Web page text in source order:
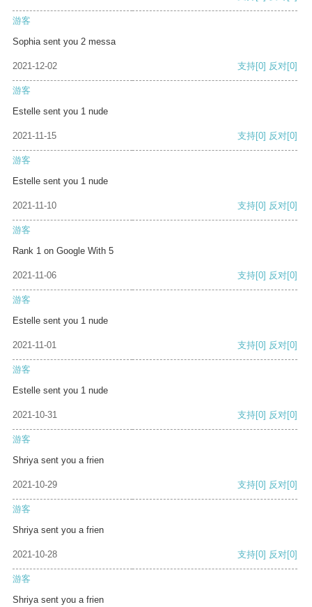
游客
Sophia sent you 2 messa
2021-12-02 支持[0] 反对[0]
游客
Estelle sent you 1 nude
2021-11-15 支持[0] 反对[0]
游客
Estelle sent you 1 nude
2021-11-10 支持[0] 反对[0]
游客
Rank 1 on Google With 5
2021-11-06 支持[0] 反对[0]
游客
Estelle sent you 1 nude
2021-11-01 支持[0] 反对[0]
游客
Estelle sent you 1 nude
2021-10-31 支持[0] 反对[0]
游客
Shriya sent you a frien
2021-10-29 支持[0] 反对[0]
游客
Shriya sent you a frien
2021-10-28 支持[0] 反对[0]
游客
Shriya sent you a frien